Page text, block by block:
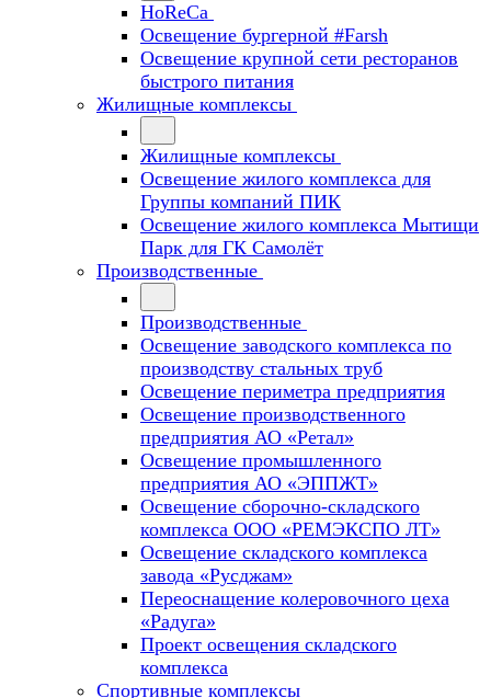
HoReCa
Освещение бургерной #Farsh
Освещение крупной сети ресторанов
быстрого питания
Жилищные комплексы
Жилищные комплексы
Освещение жилого комплекса для
Группы компаний ПИК
Освещение жилого комплекса Мытищи
Парк для ГК Самолёт
Производственные
Производственные
Освещение заводского комплекса по
производству стальных труб
Освещение периметра предприятия
Освещение производственного
предприятия АО «Ретал»
Освещение промышленного
предприятия АО «ЭППЖТ»
Освещение сборочно-складского
комплекса ООО «РЕМЭКСПО ЛТ»
Освещение складского комплекса
завода «Русджам»
Переоснащение колеровочного цеха
«Радуга»
Проект освещения складского
комплекса
Спортивные комплексы